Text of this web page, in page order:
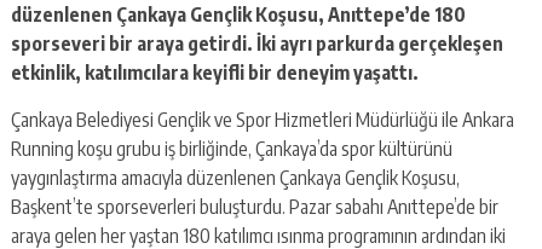
düzenlenen Çankaya Gençlik Koşusu, Anıttepe’de 180
sporseveri bir araya getirdi. İki ayrı parkurda gerçekleşen
etkinlik, katılımcılara keyifli bir deneyim yaşattı.
Çankaya Belediyesi Gençlik ve Spor Hizmetleri Müdürlüğü ile Ankara
Running koşu grubu iş birliğinde, Çankaya’da spor kültürünü
yaygınlaştırma amacıyla düzenlenen Çankaya Gençlik Koşusu,
Başkent’te sporseverleri buluşturdu. Pazar sabahı Anıttepe’de bir
araya gelen her yaştan 180 katılımcı ısınma programının ardından iki